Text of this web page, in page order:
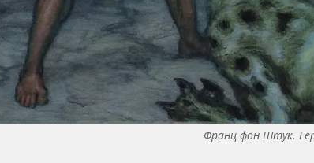
Франц фон Штук.